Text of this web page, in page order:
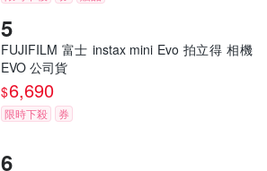
FUJIFILM 富士 instax mini Evo 拍立得 相機
EVO 公司貨
$6,690
限時下殺 券